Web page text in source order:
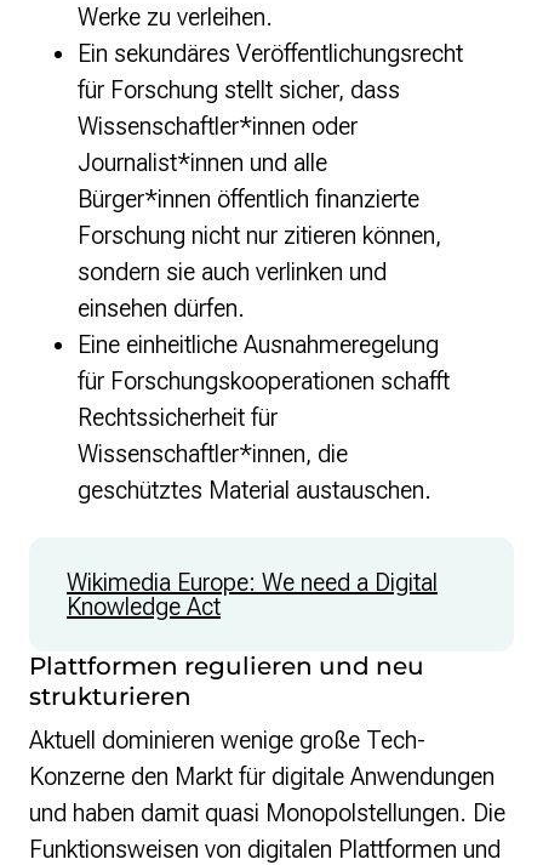
Werke zu verleihen.
Ein sekundäres Veröffentlichungsrecht
für Forschung stellt sicher, dass
Wissenschaftler*innen oder
Journalist*innen und alle
Bürger*innen öffentlich finanzierte
Forschung nicht nur zitieren können,
sondern sie auch verlinken und
einsehen dürfen.
Eine einheitliche Ausnahmeregelung
für Forschungskooperationen schafft
Rechtssicherheit für
Wissenschaftler*innen, die
geschütztes Material austauschen.
Wikimedia Europe: We need a Digital
Knowledge Act
Plattformen regulieren und neu
strukturieren
Aktuell dominieren wenige große Tech-
Konzerne den Markt für digitale Anwendungen
und haben damit quasi Monopolstellungen. Die
Funktionsweisen von digitalen Plattformen und